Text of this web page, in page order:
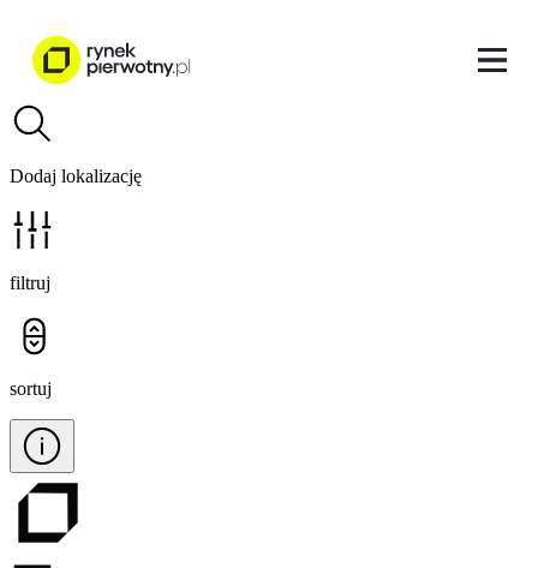
Dodaj lokalizację
filtruj
sortuj